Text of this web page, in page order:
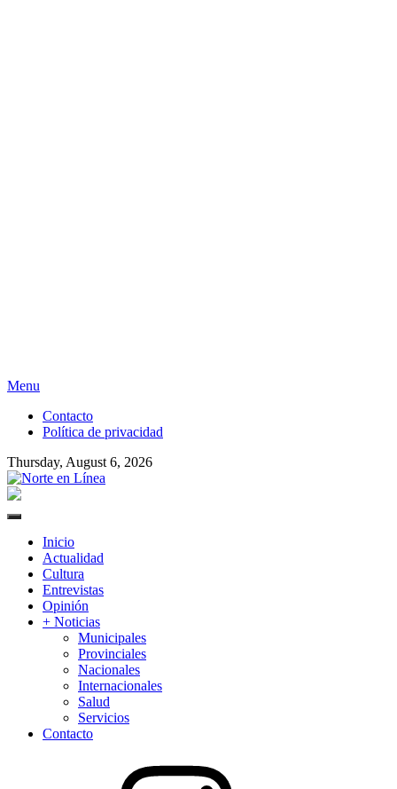
Skip
content
Menu
Contacto
Política de privacidad
Thursday, August 6, 2026
Primary
Inicio
Actualidad
Cultura
Entrevistas
Opinión
+ Noticias
Municipales
Provinciales
Nacionales
Internacionales
Salud
Servicios
Contacto